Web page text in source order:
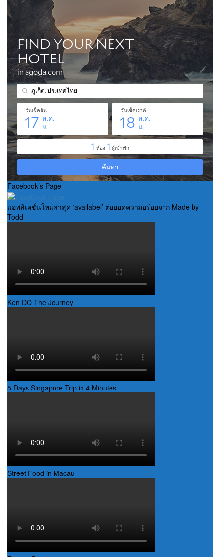
Facebook’s Page
แอพลิเคชั่นใหม่ล่าสุด ‘availabel’ ต่อยอดความอร่อยจาก Made by
Todd
Ken DO The Journey
5 Days Singapore Trip in 4 Minutes
Street Food in Macau